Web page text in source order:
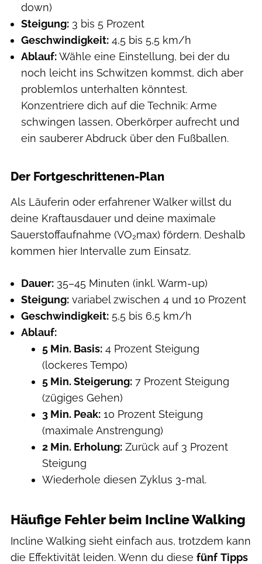
down)
Steigung: 3 bis 5 Prozent
Geschwindigkeit: 4,5 bis 5,5 km/h
Ablauf:Wähle eine Einstellung, bei der du
noch leicht ins Schwitzen kommst, dich aber
problemlos unterhalten könntest.
Konzentriere dich auf die Technik: Arme
schwingen lassen, Oberkörper aufrecht und
ein sauberer Abdruck über den Fußballen.
Der Fortgeschrittenen-Plan
Als Läuferin oder erfahrener Walker willst du
deine Kraftausdauer und deine maximale
Sauerstoffaufnahme (VO₂max) fördern. Deshalb
kommen hier Intervalle zum Einsatz.
Dauer: 35–45 Minuten (inkl. Warm-up)
Steigung: variabel zwischen 4 und 10 Prozent
Geschwindigkeit: 5,5 bis 6,5 km/h
Ablauf:
5 Min. Basis: 4 Prozent Steigung
(lockeres Tempo)
5 Min. Steigerung: 7 Prozent Steigung
(zügiges Gehen)
3 Min. Peak: 10 Prozent Steigung
(maximale Anstrengung)
2 Min. Erholung: Zurück auf 3 Prozent
Steigung
Wiederhole diesen Zyklus 3-mal.
Häufige Fehler beim Incline Walking
Incline Walking sieht einfach aus, trotzdem kann
die Effektivität leiden. Wenn du diese fünf Tipps